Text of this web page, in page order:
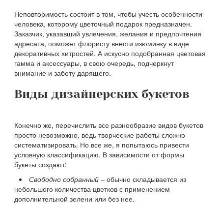
Неповторимость состоит в том, чтобы учесть особенности
человека, которому цветочный подарок предназначен.
Заказчик, указавший увлечения, желания и предпочтения
адресата, поможет флористу внести изюминку в виде
декоративных хитростей. А искусно подобранная цветовая
гамма и аксессуары, в свою очередь, подчеркнут
внимание и заботу дарящего.
Виды дизайнерских букетов
Конечно же, перечислить все разнообразие видов букетов
просто невозможно, ведь творческие работы сложно
систематизировать. Но все же, я попытаюсь привести
условную классификацию. В зависимости от формы
букеты создают:
Свободно собранный – обычно складывается из
небольшого количества цветков с применением
дополнительной зелени или без нее.